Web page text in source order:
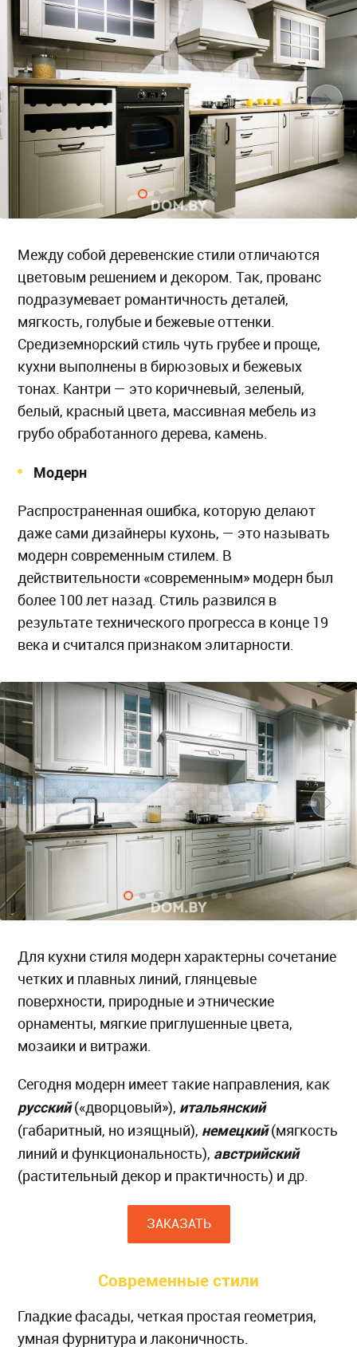
Между собой деревенские стили отличаются
цветовым решением и декором. Так, прованс
подразумевает романтичность деталей,
мягкость, голубые и бежевые оттенки.
Средиземнорский стиль чуть грубее и проще,
кухни выполнены в бирюзовых и бежевых
тонах. Кантри — это коричневый, зеленый,
белый, красный цвета, массивная мебель из
грубо обработанного дерева, камень.
Модерн
Распространенная ошибка, которую делают
даже сами дизайнеры кухонь, — это называть
модерн современным стилем. В
действительности «современным» модерн был
более 100 лет назад. Стиль развился в
результате технического прогресса в конце 19
века и считался признаком элитарности.
Для кухни стиля модерн характерны сочетание
четких и плавных линий, глянцевые
поверхности, природные и этнические
орнаменты, мягкие приглушенные цвета,
мозаики и витражи.
Сегодня модерн имеет такие направления, как
русский(«дворцовый»), итальянский
(габаритный, но изящный), немецкий (мягкость
линий и функциональность), австрийский
(растительный декор и практичность) и др.
ЗАКАЗАТЬ
Современные стили
Гладкие фасады, четкая простая геометрия,
умная фурнитура и лаконичность.